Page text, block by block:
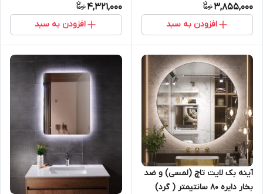
کنسول
3,855,000
افزودن به سبد
کنسول
4,321,000
افزودن به سبد
آینه بک لایت تاچ (لمسی) و ضد
بخار دایره 80 سانتیمتر ( گرد)